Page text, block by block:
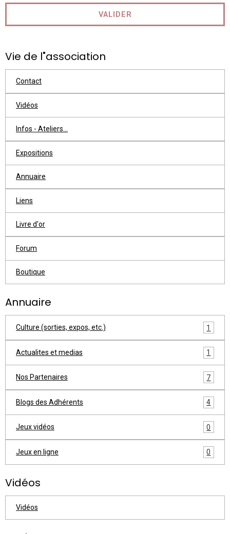
VALIDER
Vie de l"association
Contact
Vidéos
Infos - Ateliers...
Expositions
Annuaire
Liens
Livre d'or
Forum
Boutique
Annuaire
Culture (sorties, expos, etc.) 1
Actualites et medias 1
Nos Partenaires 7
Blogs des Adhérents 4
Jeux vidéos 0
Jeux en ligne 0
Vidéos
Vidéos